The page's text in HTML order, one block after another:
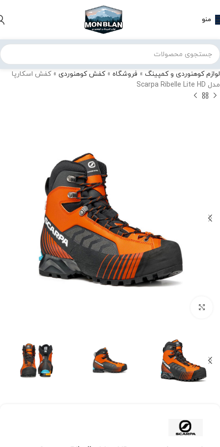
منو
لوازم کوهنوردی و کمپینگ » فروشگاه »کفش کوهنوردی »کفش اسکارپا
مدل Scarpa Ribelle Lite HD